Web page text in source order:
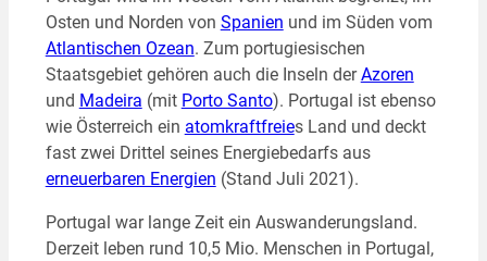
Osten und Norden von Spanien und im Süden vom
Atlantischen Ozean. Zum portugiesischen
Staatsgebiet gehören auch die Inseln derAzoren
und Madeira (mit Porto Santo). Portugal ist ebenso
wie Österreich ein atomkraftfreies Land und deckt
fast zwei Drittel seines Energiebedarfs aus
erneuerbaren Energien (Stand Juli 2021).
Portugal war lange Zeit ein Auswanderungsland.
Derzeit leben rund 10,5 Mio. Menschen in Portugal,